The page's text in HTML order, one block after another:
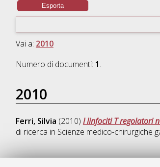
Vai a: 2010
Numero di documenti: 1.
2010
Ferri, Silvia (2010) I linfociti T regolatori
di ricerca in Scienze medico-chirurgiche